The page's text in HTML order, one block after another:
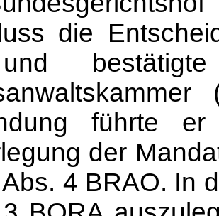
die
führte
der
4 BRAO. In